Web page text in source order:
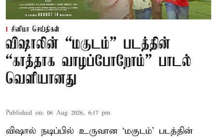
சினிமா செய்திகள்
விஷாலின் “மகுடம்” படத்தின்
“காத்தாக வாழப்போறோம்” பாடல்
வெளியானது
Published on: 06 Aug 2026, 6:17 pm
விஷால் நடிப்பில் உருவான ‘மகுடம்’ படத்தின்